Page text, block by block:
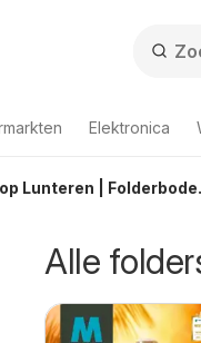
Elektronica
Lunteren |
Alle